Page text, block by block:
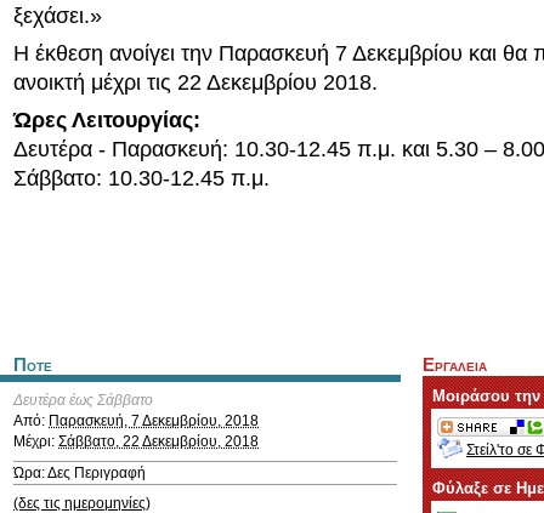
ξεχάσει.»
Η έκθεση ανοίγει την Παρασκευή 7 Δεκεμβρίου και θα
ανοικτή μέχρι τις 22 Δεκεμβρίου 2018.
Ώρες Λειτουργίας:
Δευτέρα - Παρασκευή: 10.30-12.45 π.μ. και 5.30 –
Σάββατο: 10.30-12.45 π.μ.
Ποτε
Δευτέρα έως Σάββατο
Από: Παρασκευή, 7 Δεκεμβρίου, 2018
Μέχρι: Σάββατο, 22 Δεκεμβρίου, 2018
Ώρα: Δες Περιγραφή
(δες τις ημερομηνίες)
Εργαλεια
Μοιράσου
Στείλ'το σε
Φύλαξε σε